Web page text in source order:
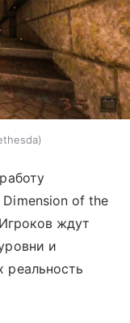
of the
ждут
и